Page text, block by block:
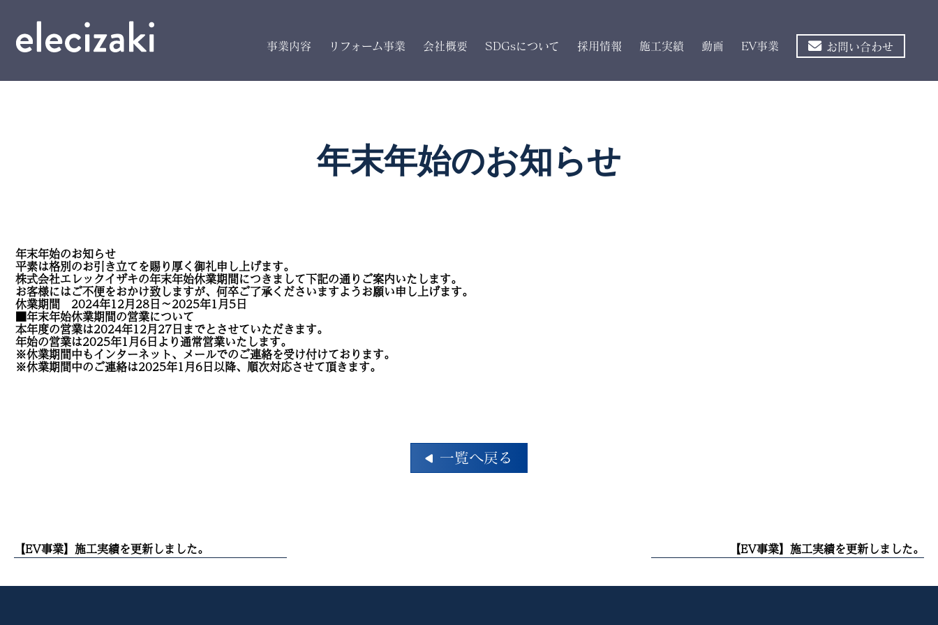
事業内容 リフォーム事業 会社概要 SDGsについて 採用情報 施工実績 動画 EV事業 お問い合わせ
年末年始のお知らせ
年末年始のお知らせ
平素は格別のお引き立てを賜り厚く御礼申し上げます。
株式会社エレックイザキの年末年始休業期間につきまして下記の通りご案内いたします。
お客様にはご不便をおかけ致しますが、何卒ご了承くださいますようお願い申し上げます。
休業期間 2024年12月28日～2025年1月5日
■年末年始休業期間の営業について
本年度の営業は2024年12月27日までとさせていただきます。
年始の営業は2025年1月6日より通常営業いたします。
※休業期間中もインターネット、メールでのご連絡を受け付けております。
※休業期間中のご連絡は2025年1月6日以降、順次対応させて頂きます。
一覧へ戻る
ビ
【EV事業】施工実績を更新しました。 【EV事業】施工実績を更新しました。